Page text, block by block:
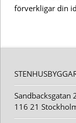
förverkligar din
Sandbacksgatan
116 21